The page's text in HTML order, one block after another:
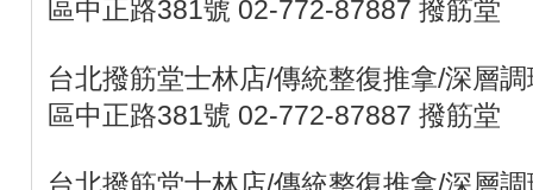
區中正路381號 02-772-87887 撥筋堂
台北撥筋堂士林店/傳統整復推拿/深層
區中正路381號 02-772-87887 撥筋堂
台北撥筋堂士林店/傳統整復推拿/深層